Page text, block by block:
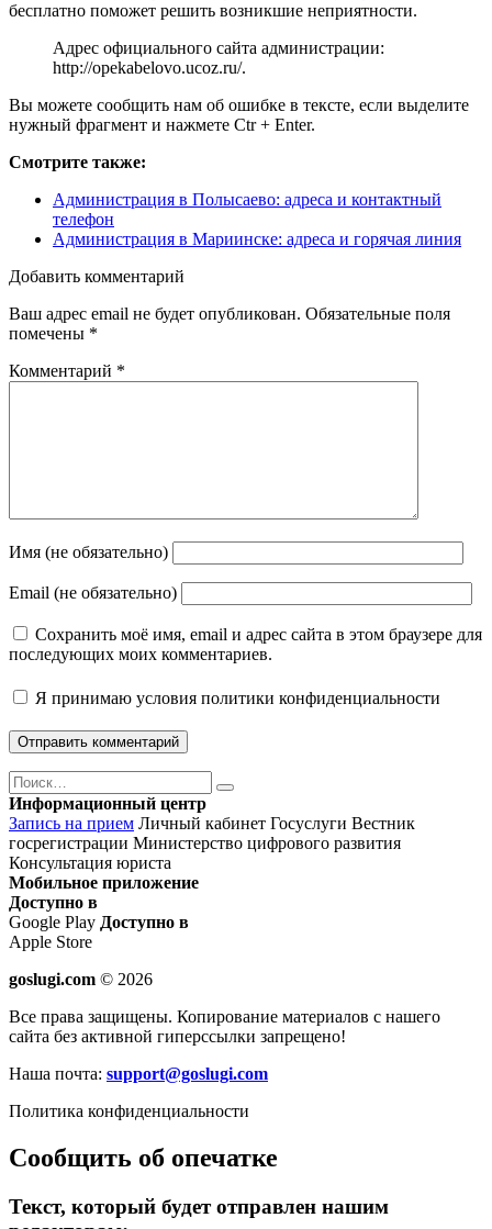
бесплатно поможет решить возникшие неприятности.
Адрес официального сайта администрации:
http://opekabelovo.ucoz.ru/.
Вы можете сообщить нам об ошибке в тексте, если выделите
нужный фрагмент и нажмете Ctr + Enter.
Смотрите также:
Администрация в Полысаево: адреса и контактный
телефон
Администрация в Мариинске: адреса и горячая линия
Добавить комментарий
Ваш адрес email не будет опубликован. Обязательные поля
помечены *
Комментарий *
Имя (не обязательно)
Email (не обязательно)
Сохранить моё имя, email и адрес сайта в этом браузере для
последующих моих комментариев.
Я принимаю условия политики конфиденциальности
Поиск
Найти
Информационный центр
Запись на прием Личный кабинет Госуслуги Вестник
госрегистрации Министерство цифрового развития
Консультация юриста
Мобильное приложение
Доступно в
Google Play Доступно в
Apple Store
goslugi.com © 2026
Все права защищены. Копирование материалов с нашего
сайта без активной гиперссылки запрещено!
Наша почта: support@goslugi.com
Политика конфиденциальности
Сообщить об опечатке
Текст, который будет отправлен нашим